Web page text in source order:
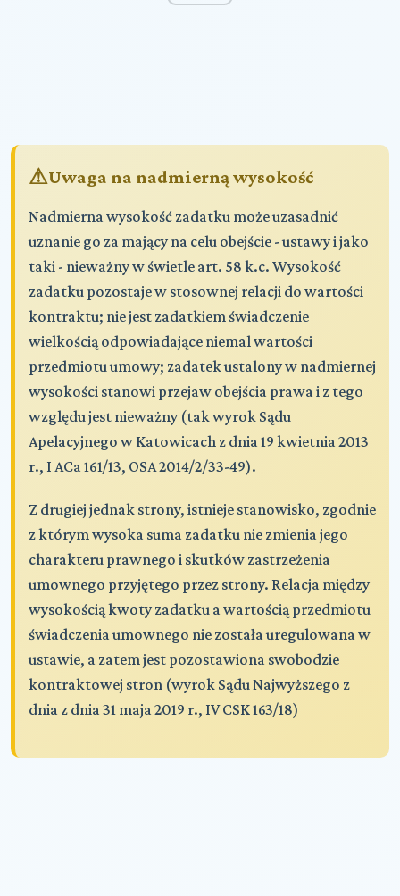
Uwaga na nadmierną wysokość
Nadmierna wysokość zadatku może uzasadnić
uznanie go za mający na celu obejście - ustawy i jako
taki - nieważny w świetle art. 58 k.c. Wysokość
zadatku pozostaje w stosownej relacji do wartości
kontraktu; nie jest zadatkiem świadczenie
wielkością odpowiadające niemal wartości
przedmiotu umowy; zadatek ustalony w nadmiernej
wysokości stanowi przejaw obejścia prawa i z tego
względu jest nieważny (tak wyrok Sądu
Apelacyjnego w Katowicach z dnia 19 kwietnia 2013
r., I ACa 161/13, OSA 2014/2/33-49).
Z drugiej jednak strony, istnieje stanowisko, zgodnie
z którym wysoka suma zadatku nie zmienia jego
charakteru prawnego i skutków zastrzeżenia
umownego przyjętego przez strony. Relacja między
wysokością kwoty zadatku a wartością przedmiotu
świadczenia umownego nie została uregulowana w
ustawie, a zatem jest pozostawiona swobodzie
kontraktowej stron (wyrok Sądu Najwyższego z
dnia z dnia 31 maja 2019 r., IV CSK 163/18)